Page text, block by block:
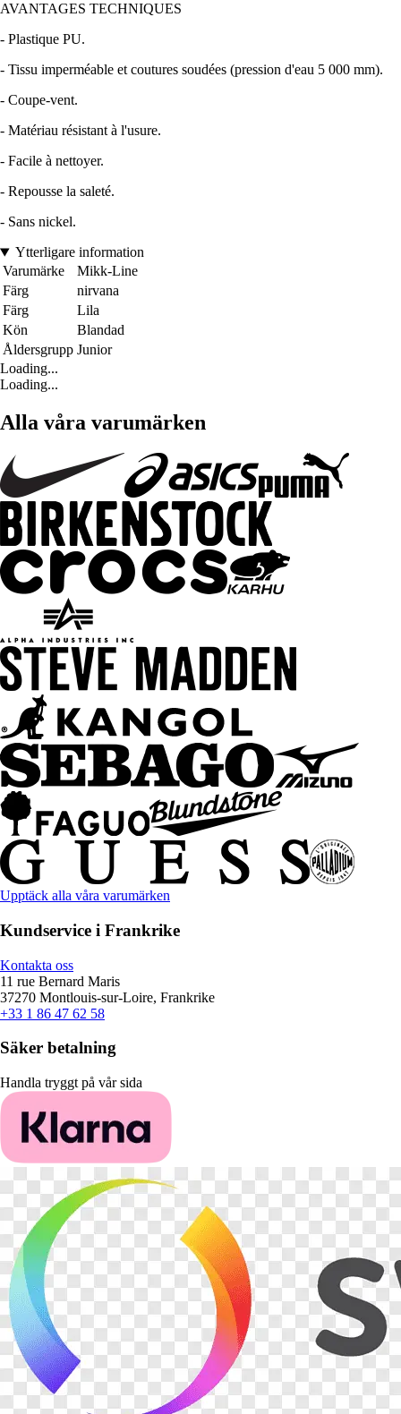
AVANTAGES TECHNIQUES
- Plastique PU.
- Tissu imperméable et coutures soudées (pression d'eau 5 000 mm).
- Coupe-vent.
- Matériau résistant à l'usure.
- Facile à nettoyer.
- Repousse la saleté.
- Sans nickel.
Ytterligare information
Varumärke
Mikk-Line
Färg
nirvana
Färg
Lila
Kön
Blandad
Åldersgrupp Junior
Loading...
Loading...
Alla våra varumärken
Upptäck alla våra varumärken
Kundservice i Frankrike
Kontakta oss
11 rue Bernard Maris
37270 Montlouis-sur-Loire, Frankrike
+33 1 86 47 62 58
Säker betalning
Handla tryggt på vår sida